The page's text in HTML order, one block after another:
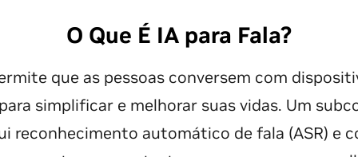
O Que É IA para Fala?
que as pessoas conversem com
simplificar e melhorar suas vidas. Um
reconhecimento automático de fala (ASR) e